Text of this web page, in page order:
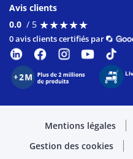
Avis clients
0.0 / 5 ★★★★★
★★★★★
0 avis clients certifiés par
Mentions légales
Gestion des cookies